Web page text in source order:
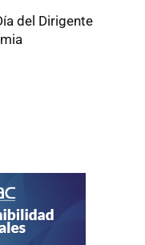
del Dirigente